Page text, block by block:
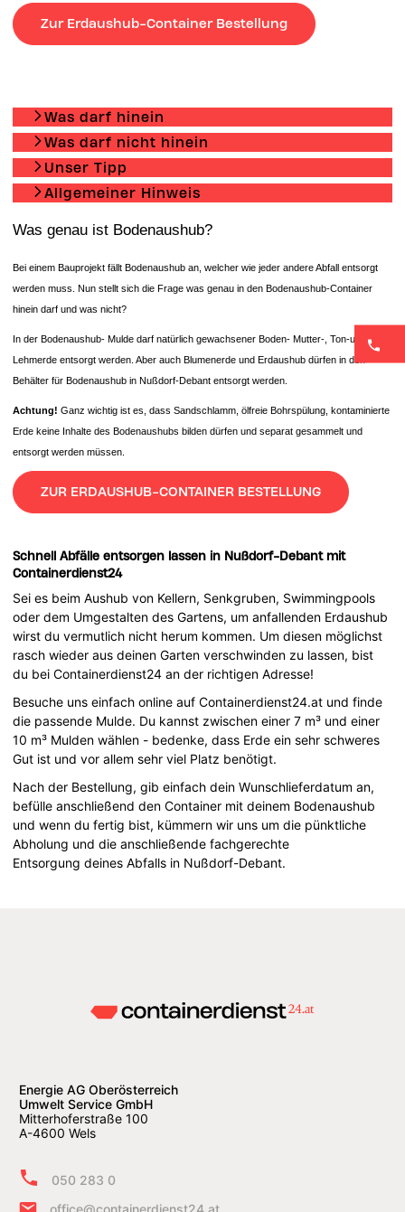
Zur Erdaushub-Container Bestellung
Was darf hinein
Was darf nicht hinein
Unser Tipp
Allgemeiner Hinweis
Was genau ist Bodenaushub?
Bei einem Bauprojekt fällt Bodenaushub an, welcher wie jeder andere Abfall entsorgt
werden muss. Nun stellt sich die Frage was genau in den Bodenaushub-Container
hinein darf und was nicht?
In der Bodenaushub- Mulde darf natürlich gewachsener Boden- Mutter-, Ton-und
Lehmerde entsorgt werden. Aber auch Blumenerde und Erdaushub dürfen in den
Behälter für Bodenaushub in Nußdorf-Debant entsorgt werden.
Achtung! Ganz wichtig ist es, dass Sandschlamm, ölfreie Bohrspülung, kontaminierte
Erde keine Inhalte des Bodenaushubs bilden dürfen und separat gesammelt und
entsorgt werden müssen.
ZUR ERDAUSHUB-CONTAINER BESTELLUNG
Schnell Abfälle entsorgen lassen in Nußdorf-Debant mit
Containerdienst24
Sei es beim Aushub von Kellern, Senkgruben, Swimmingpools
oder dem Umgestalten des Gartens, um anfallenden Erdaushub
wirst du vermutlich nicht herum kommen. Um diesen möglichst
rasch wieder aus deinen Garten verschwinden zu lassen, bist
du bei Containerdienst24 an der richtigen Adresse!
Besuche uns einfach online auf Containerdienst24.at und finde
die passende Mulde. Du kannst zwischen einer 7 m³ und einer
10 m³ Mulden wählen - bedenke, dass Erde ein sehr schweres
Gut ist und vor allem sehr viel Platz benötigt.
Nach der Bestellung, gib einfach dein Wunschlieferdatum an,
befülle anschließend den Container mit deinem Bodenaushub
und wenn du fertig bist, kümmern wir uns um die pünktliche
Abholung und die anschließende fachgerechte
Entsorgung deines Abfalls in Nußdorf-Debant.
Energie AG Oberösterreich
Umwelt Service GmbH
Mitterhoferstraße 100
A-4600 Wels
050 283 0